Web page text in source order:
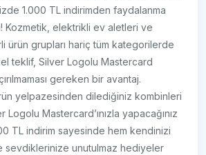
1.000 TL indirimden faydalanma
Kozmetik, elektrikli ev aletleri ve
ürün grupları hariç tüm kategorilerde
teklif, Silver Logolu Mastercard
gereken bir avantaj.
yelpazesinden dilediğiniz kombinleri
Mastercard’ınızla yapacağınız
TL indirim sayesinde hem kendinizi
sevdiklerinize unutulmaz hediyeler